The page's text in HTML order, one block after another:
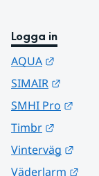
Logga in
AQUA
SIMAIR
SMHI Pro
Timbr
Vinterväg
Väderlarm